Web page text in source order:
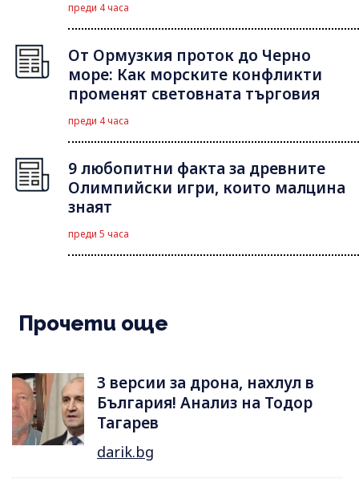
преди 4 часа
От Ормузкия проток до Черно
море: Как морските конфликти
променят световната търговия
преди 4 часа
9 любопитни факта за древните
Олимпийски игри, които малцина
знаят
преди 5 часа
Прочети още
3 версии за дрона, нахлул в
България! Анализ на Тодор
Тагарев
darik.bg